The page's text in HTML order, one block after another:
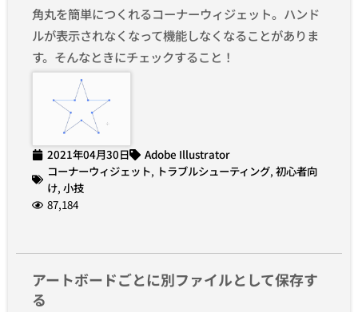
角丸を簡単につくれるコーナーウィジェット。ハンド
ルが表示されなくなって機能しなくなることがありま
す。そんなときにチェックすること！
2021年04月30日
Adobe Illustrator
コーナーウィジェット, トラブルシューティング, 初心者向
け, 小技
87,184
アートボードごとに別ファイルとして保存す
る